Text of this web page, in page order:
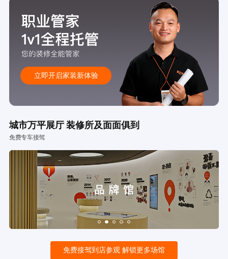
立即开启家装新体验
城市万平展厅 装修所及面面俱到
免费专车接驾
免费接驾到店参观 解锁更多场馆